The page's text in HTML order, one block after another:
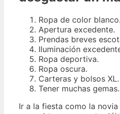
Ropa de color blanco.
Apertura excedente.
Prendas breves
Iluminación
Ropa deportiva.
Ropa oscura.
Carteras y bolsos XL.
Tener muchas gemas.
Ir a la fiesta como la